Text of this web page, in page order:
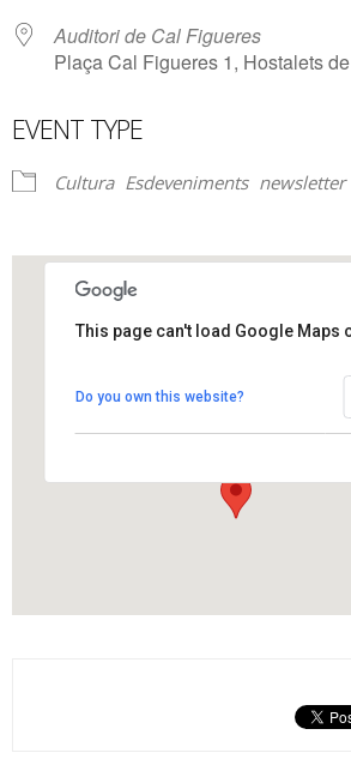
Auditori de Cal Figueres
Plaça Cal Figueres 1, Hostalets
EVENT TYPE
Cultura Esdeveniments newsletter
Plaça Cal Figueres 1 - Hostalets de
View Events
This page can't load Google Maps
Do you own this website?